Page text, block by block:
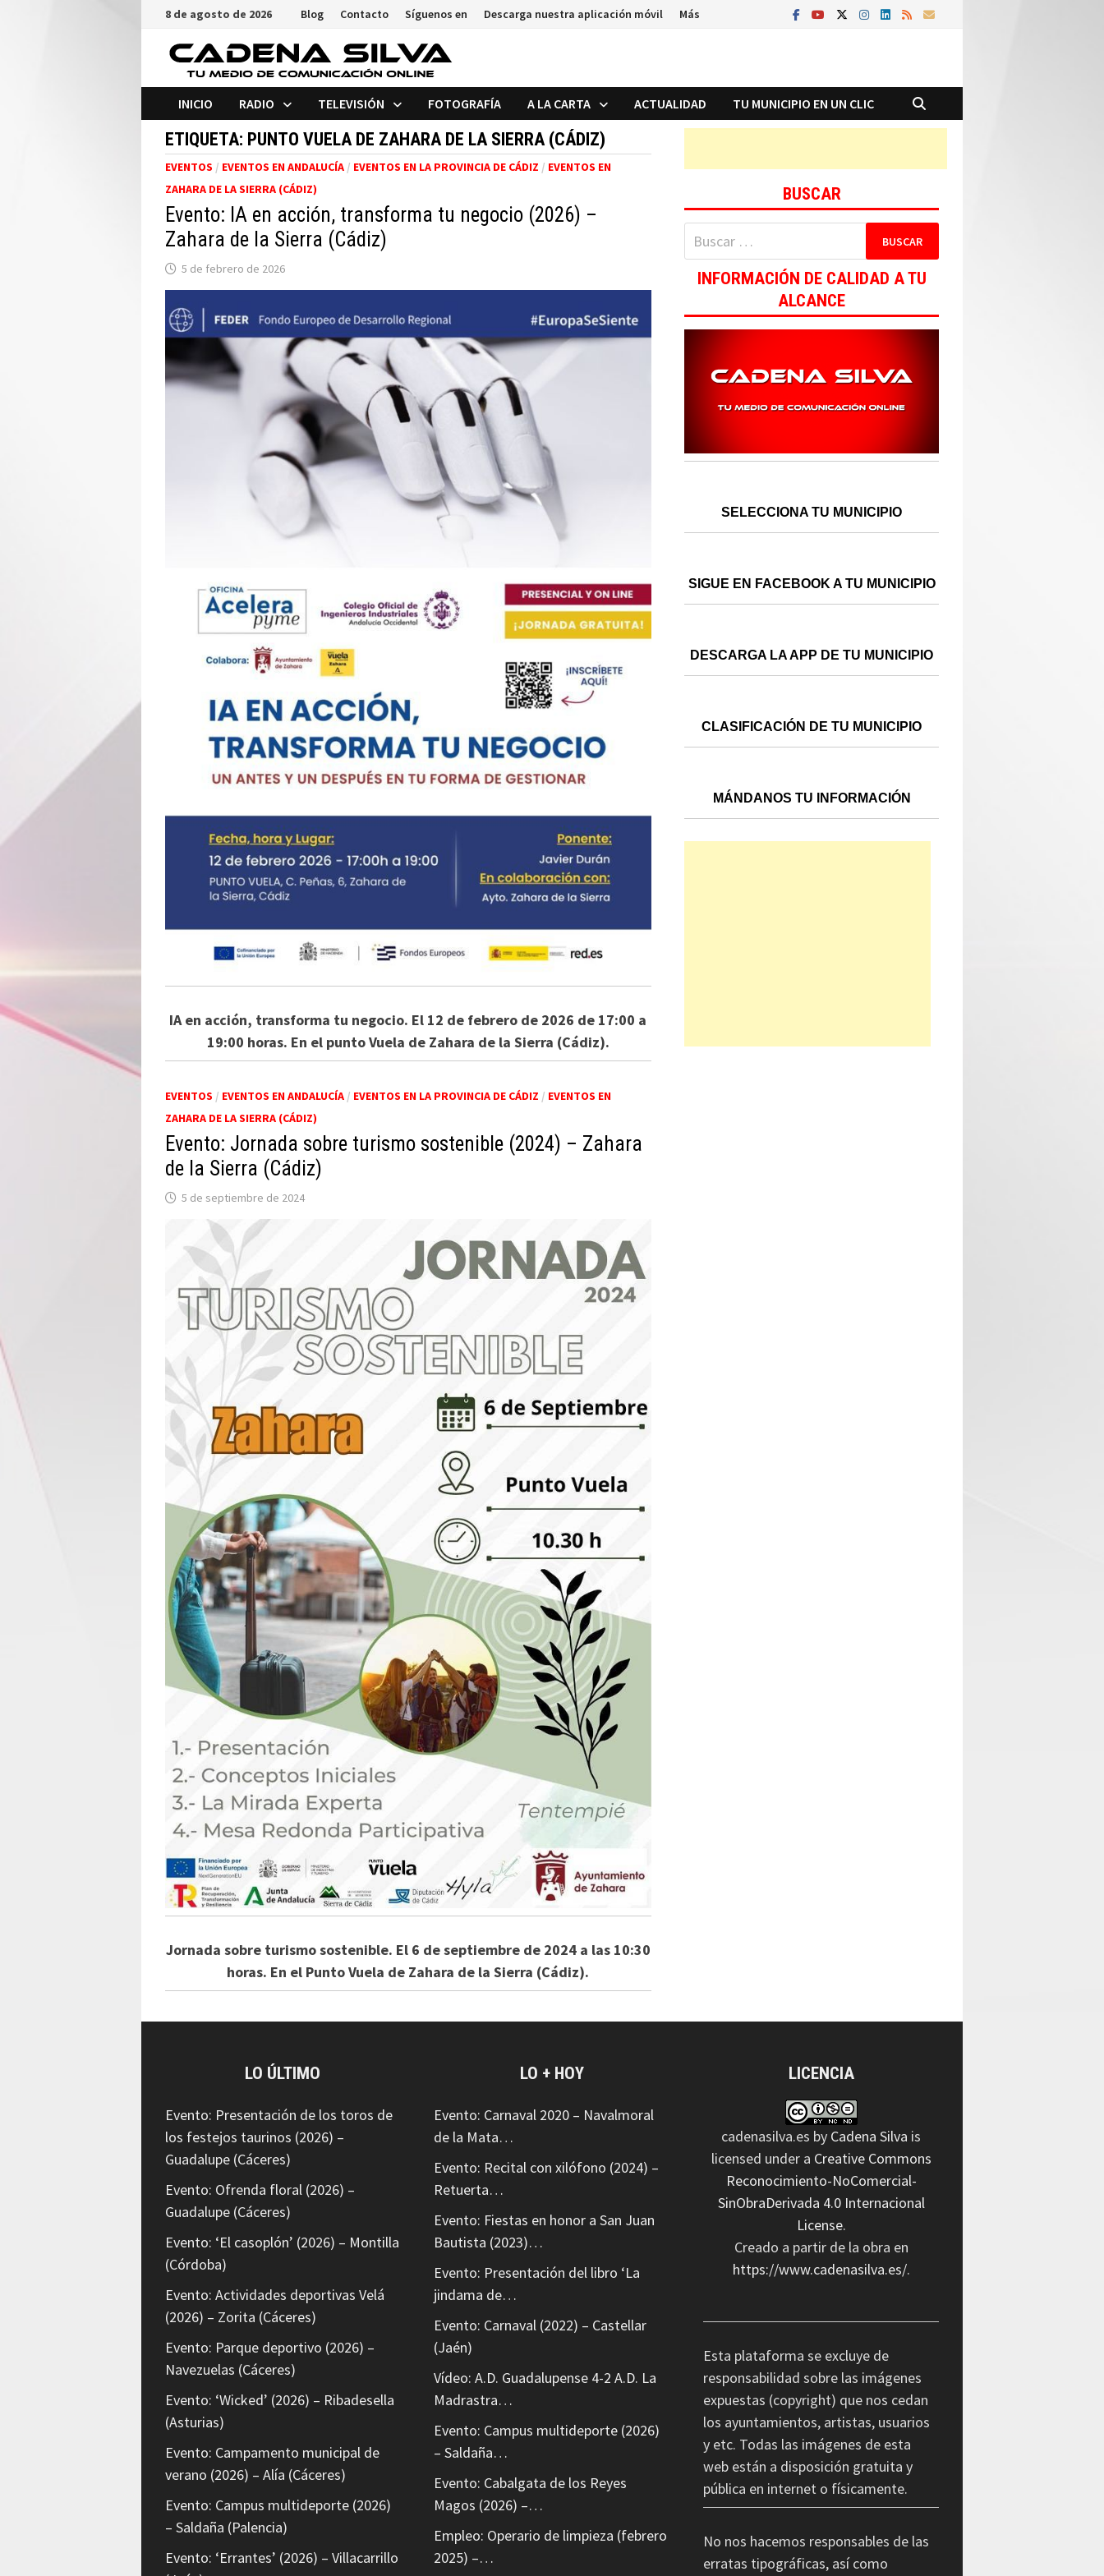
Saltar
contenido
8 de agosto de 2026 Blog Contacto Síguenos en Descarga nuestra aplicación móvil Más
INICIO RADIO TELEVISIÓN FOTOGRAFÍA A LA CARTA ACTUALIDAD TU MUNICIPIO EN UN CLIC
ETIQUETA: PUNTO VUELA DE ZAHARA DE LA SIERRA (CÁDIZ)
EVENTOS / EVENTOS EN ANDALUCÍA/ EVENTOS EN LA PROVINCIA DE CÁDIZ / EVENTOS EN
ZAHARA DE LA SIERRA (CÁDIZ)
Evento: IA en acción, transforma tu negocio (2026) –
Zahara de la Sierra (Cádiz)
5 de febrero de 2026
IA en acción, transforma tu negocio. El 12 de febrero de 2026 de 17:00 a
19:00 horas. En el punto Vuela de Zahara de la Sierra (Cádiz).
EVENTOS / EVENTOS EN ANDALUCÍA/ EVENTOS EN LA PROVINCIA DE CÁDIZ / EVENTOS EN
ZAHARA DE LA SIERRA (CÁDIZ)
Evento: Jornada sobre turismo sostenible (2024) – Zahara
de la Sierra (Cádiz)
5 de septiembre de 2024
Jornada sobre turismo sostenible. El 6 de septiembre de 2024 a las 10:30
horas. En el Punto Vuela de Zahara de la Sierra (Cádiz).
BUSCAR
Buscar:
INFORMACIÓN DE CALIDAD A TU
ALCANCE
SELECCIONA TU MUNICIPIO
SIGUE EN FACEBOOK A TU MUNICIPIO
DESCARGA LA APP DE TU MUNICIPIO
CLASIFICACIÓN DE TU MUNICIPIO
MÁNDANOS TU INFORMACIÓN
LO ÚLTIMO
Evento: Presentación de los toros de
los festejos taurinos (2026) –
Guadalupe (Cáceres)
Evento: Ofrenda floral (2026) –
Guadalupe (Cáceres)
Evento: ‘El casoplón’ (2026) – Montilla
(Córdoba)
Evento: Actividades deportivas Velá
(2026) – Zorita (Cáceres)
Evento: Parque deportivo (2026) –
Navezuelas (Cáceres)
Evento: ‘Wicked’ (2026) – Ribadesella
(Asturias)
Evento: Campamento municipal de
verano (2026) – Alía (Cáceres)
Evento: Campus multideporte (2026)
– Saldaña (Palencia)
Evento: ‘Errantes’ (2026) – Villacarrillo
LO + HOY
Evento: Carnaval 2020 – Navalmoral
de la Mata…
Evento: Recital con xilófono (2024) –
Retuerta…
Evento: Fiestas en honor a San Juan
Bautista (2023)…
Evento: Presentación del libro ‘La
jindama de…
Evento: Carnaval (2022) – Castellar
(Jaén)
Vídeo: A.D. Guadalupense 4-2 A.D. La
Madrastra…
Evento: Campus multideporte (2026)
– Saldaña…
Evento: Cabalgata de los Reyes
Magos (2026) –…
Empleo: Operario de limpieza (febrero
2025) –…
LICENCIA
cadenasilva.es by Cadena Silva is
licensed under a Creative Commons
Reconocimiento-NoComercial-
SinObraDerivada 4.0 Internacional
License.
Creado a partir de la obra en
https://www.cadenasilva.es/.
Esta plataforma se excluye de
responsabilidad sobre las imágenes
expuestas (copyright) que nos cedan
los ayuntamientos, artistas, usuarios
y etc. Todas las imágenes de esta
web están a disposición gratuita y
pública en internet o físicamente.
No nos hacemos responsables de las
erratas tipográficas, así como